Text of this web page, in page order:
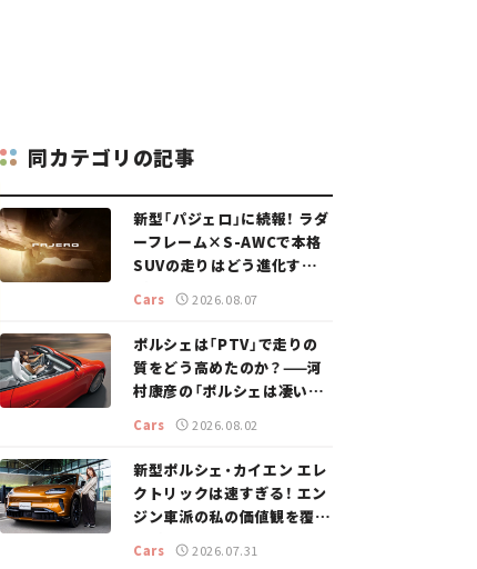
同カテゴリの記事
新型「パジェロ」に続報！ ラダ
ーフレーム×S-AWCで本格
SUVの走りはどう進化する？
【新車ニュース】
Cars 2026.08.07
ポルシェは「PTV」で走りの
質をどう高めたのか？——河
村康彦の「ポルシェは凄い！」
Cars 2026.08.02
新型ポルシェ・カイエン エレ
クトリックは速すぎる！ エン
ジン車派の私の価値観を覆し
た、新しいポルシェの走り。
Cars 2026.07.31